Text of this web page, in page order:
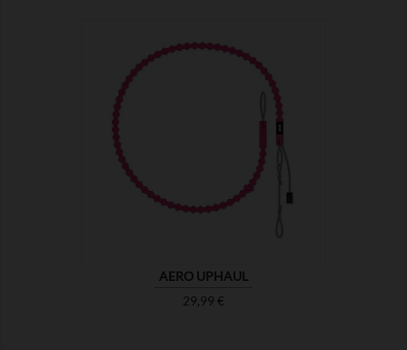
AERO UPHAUL
Prix
29,99 €
MONTRER